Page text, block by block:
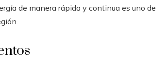
de manera rápida y continua es uno de